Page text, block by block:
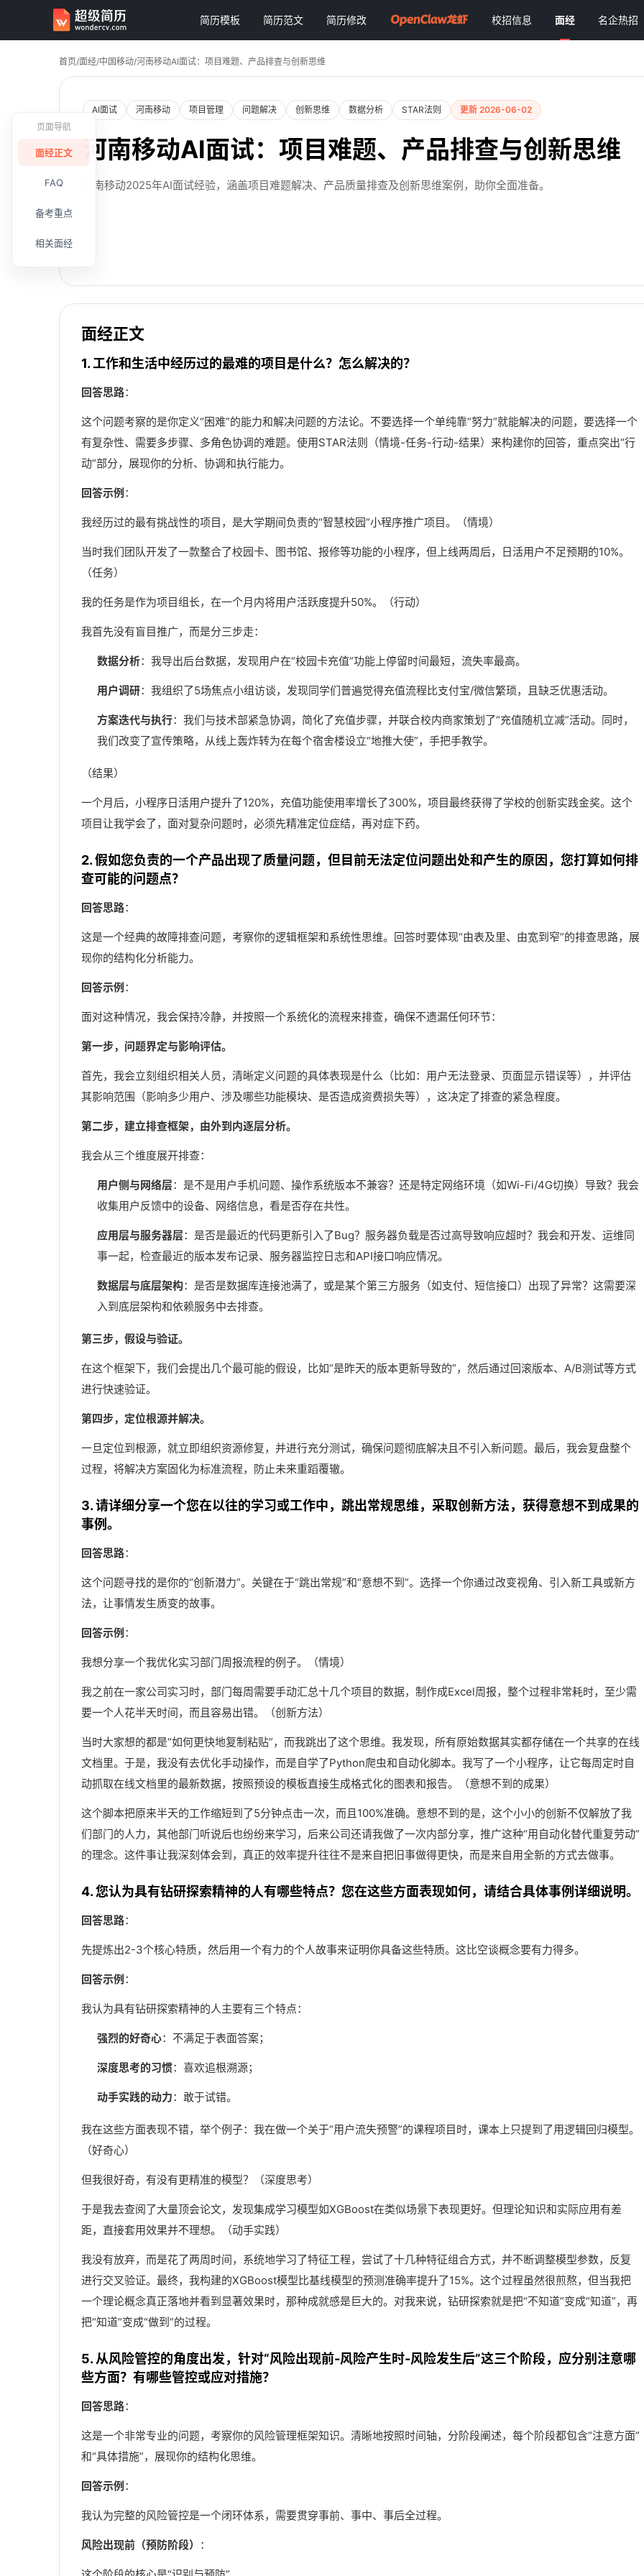
简历模板 简历范文 简历修改 校招信息 面经 名企热招
页面导航
面经正文
FAQ
备考重点
相关面经
首页/面经/中国移动/河南移动AI面试：项目难题、产品排查与创新思维
AI面试 河南移动 项目管理 问题解决 创新思维 数据分析 STAR法则 更新 2026-06-02
河南移动AI面试：项目难题、产品排查与创新思维
河南移动2025年AI面试经验，涵盖项目难题解决、产品质量排查及创新思维案例，助你全面准备。
面经正文
1. 工作和生活中经历过的最难的项目是什么？怎么解决的？
回答思路：
这个问题考察的是你定义“困难”的能力和解决问题的方法论。不要选择一个单纯靠“努力”就能解决的问题，要选择一个
有复杂性、需要多步骤、多角色协调的难题。使用STAR法则（情境-任务-行动-结果）来构建你的回答，重点突出“行
动”部分，展现你的分析、协调和执行能力。
回答示例：
我经历过的最有挑战性的项目，是大学期间负责的“智慧校园”小程序推广项目。（情境）
当时我们团队开发了一款整合了校园卡、图书馆、报修等功能的小程序，但上线两周后，日活用户不足预期的10%。
（任务）
我的任务是作为项目组长，在一个月内将用户活跃度提升50%。（行动）
我首先没有盲目推广，而是分三步走：
数据分析：我导出后台数据，发现用户在“校园卡充值”功能上停留时间最短，流失率最高。
用户调研：我组织了5场焦点小组访谈，发现同学们普遍觉得充值流程比支付宝/微信繁琐，且缺乏优惠活动。
方案迭代与执行：我们与技术部紧急协调，简化了充值步骤，并联合校内商家策划了“充值随机立减”活动。同时，
我们改变了宣传策略，从线上轰炸转为在每个宿舍楼设立“地推大使”，手把手教学。
（结果）
一个月后，小程序日活用户提升了120%，充值功能使用率增长了300%，项目最终获得了学校的创新实践金奖。这个
项目让我学会了，面对复杂问题时，必须先精准定位症结，再对症下药。
2. 假如您负责的一个产品出现了质量问题，但目前无法定位问题出处和产生的原因，您打算如何排
查可能的问题点？
回答思路：
这是一个经典的故障排查问题，考察你的逻辑框架和系统性思维。回答时要体现“由表及里、由宽到窄”的排查思路，展
现你的结构化分析能力。
回答示例：
面对这种情况，我会保持冷静，并按照一个系统化的流程来排查，确保不遗漏任何环节：
第一步，问题界定与影响评估。
首先，我会立刻组织相关人员，清晰定义问题的具体表现是什么（比如：用户无法登录、页面显示错误等），并评估
其影响范围（影响多少用户、涉及哪些功能模块、是否造成资费损失等），这决定了排查的紧急程度。
第二步，建立排查框架，由外到内逐层分析。
我会从三个维度展开排查：
用户侧与网络层：是不是用户手机问题、操作系统版本不兼容？还是特定网络环境（如Wi-Fi/4G切换）导致？我会
收集用户反馈中的设备、网络信息，看是否存在共性。
应用层与服务器层：是否是最近的代码更新引入了Bug？服务器负载是否过高导致响应超时？我会和开发、运维同
事一起，检查最近的版本发布记录、服务器监控日志和API接口响应情况。
数据层与底层架构：是否是数据库连接池满了，或是某个第三方服务（如支付、短信接口）出现了异常？这需要深
入到底层架构和依赖服务中去排查。
第三步，假设与验证。
在这个框架下，我们会提出几个最可能的假设，比如“是昨天的版本更新导致的”，然后通过回滚版本、A/B测试等方式
进行快速验证。
第四步，定位根源并解决。
一旦定位到根源，就立即组织资源修复，并进行充分测试，确保问题彻底解决且不引入新问题。最后，我会复盘整个
过程，将解决方案固化为标准流程，防止未来重蹈覆辙。
3. 请详细分享一个您在以往的学习或工作中，跳出常规思维，采取创新方法，获得意想不到成果的
事例。
回答思路：
这个问题寻找的是你的“创新潜力”。关键在于“跳出常规”和“意想不到”。选择一个你通过改变视角、引入新工具或新方
法，让事情发生质变的故事。
回答示例：
我想分享一个我优化实习部门周报流程的例子。（情境）
我之前在一家公司实习时，部门每周需要手动汇总十几个项目的数据，制作成Excel周报，整个过程非常耗时，至少需
要一个人花半天时间，而且容易出错。（创新方法）
当时大家想的都是“如何更快地复制粘贴”，而我跳出了这个思维。我发现，所有原始数据其实都存储在一个共享的在线
文档里。于是，我没有去优化手动操作，而是自学了Python爬虫和自动化脚本。我写了一个小程序，让它每周定时自
动抓取在线文档里的最新数据，按照预设的模板直接生成格式化的图表和报告。（意想不到的成果）
这个脚本把原来半天的工作缩短到了5分钟点击一次，而且100%准确。意想不到的是，这个小小的创新不仅解放了我
们部门的人力，其他部门听说后也纷纷来学习，后来公司还请我做了一次内部分享，推广这种“用自动化替代重复劳动”
的理念。这件事让我深刻体会到，真正的效率提升往往不是来自把旧事做得更快，而是来自用全新的方式去做事。
4. 您认为具有钻研探索精神的人有哪些特点？您在这些方面表现如何，请结合具体事例详细说明。
回答思路：
先提炼出2-3个核心特质，然后用一个有力的个人故事来证明你具备这些特质。这比空谈概念要有力得多。
回答示例：
我认为具有钻研探索精神的人主要有三个特点：
强烈的好奇心：不满足于表面答案；
深度思考的习惯：喜欢追根溯源；
动手实践的动力：敢于试错。
我在这些方面表现不错，举个例子：我在做一个关于“用户流失预警”的课程项目时，课本上只提到了用逻辑回归模型。
（好奇心）
但我很好奇，有没有更精准的模型？（深度思考）
于是我去查阅了大量顶会论文，发现集成学习模型如XGBoost在类似场景下表现更好。但理论知识和实际应用有差
距，直接套用效果并不理想。（动手实践）
我没有放弃，而是花了两周时间，系统地学习了特征工程，尝试了十几种特征组合方式，并不断调整模型参数，反复
进行交叉验证。最终，我构建的XGBoost模型比基线模型的预测准确率提升了15%。这个过程虽然很煎熬，但当我把
一个理论概念真正落地并看到显著效果时，那种成就感是巨大的。对我来说，钻研探索就是把“不知道”变成“知道”，再
把“知道”变成“做到”的过程。
5. 从风险管控的角度出发，针对“风险出现前-风险产生时-风险发生后”这三个阶段，应分别注意哪
些方面？有哪些管控或应对措施？
回答思路：
这是一个非常专业的问题，考察你的风险管理框架知识。清晰地按照时间轴，分阶段阐述，每个阶段都包含“注意方面”
和“具体措施”，展现你的结构化思维。
回答示例：
我认为完整的风险管控是一个闭环体系，需要贯穿事前、事中、事后全过程。
风险出现前（预防阶段） ：